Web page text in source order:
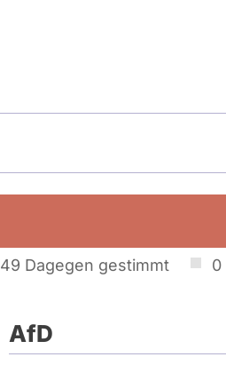
49 Dagegen gestimmt 0
AfD